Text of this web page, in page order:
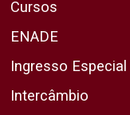
Cursos
ENADE
Ingresso Especial
Intercâmbio